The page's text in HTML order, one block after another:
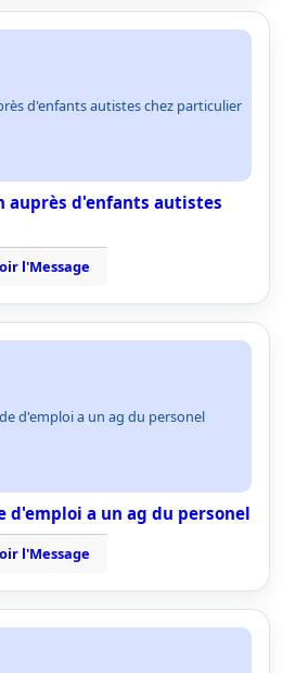
d'enfants autistes chez particulier
auprès d'enfants autistes
l'Message
d'emploi a un ag du personel
d'emploi a un ag du personel
l'Message